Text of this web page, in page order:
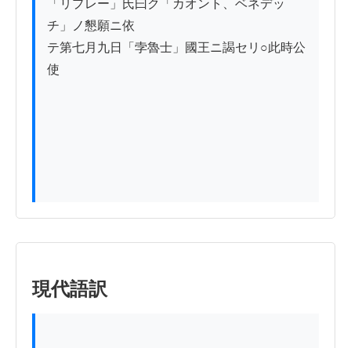
「リプレー」氏曰ク「カオント、ベネデッ
チ」ノ懇願ニ依
テ第七月九日「孛魯士」國王ニ謁セリ○此時公
使
現代語訳